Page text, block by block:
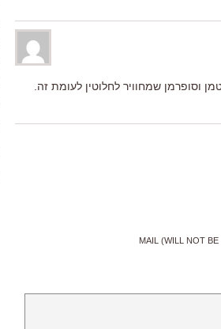
וסופרמן שמחוויר לחלוטין לעומת זה.
MAIL (WILL NOT